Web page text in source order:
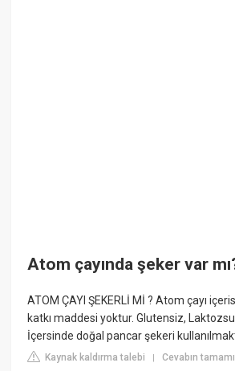
Atom çayında şeker var
ATOM ÇAYI ŞEKERLİ Mİ ? Atom çayı
katkı maddesi yoktur. Glutensiz,
İçersinde doğal pancar şekeri
Kaynak kaldırma talebi |Cevabın